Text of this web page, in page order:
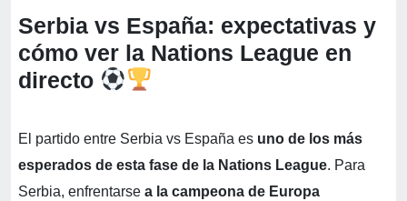
Serbia vs España: expectativas y
cómo ver la Nations League en
directo
El partido entre Serbia vs España es uno de los más
esperados de esta fase de la Nations League. Para
Serbia, enfrentarse a la campeona de Europa